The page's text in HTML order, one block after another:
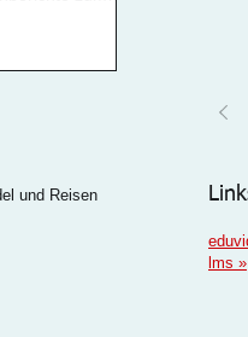
und Reisen
lms »